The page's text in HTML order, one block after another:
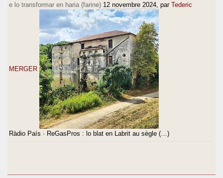
e lo transformar en haria (farine) 12 novembre 2024 , par Tederic
MERGER
Ràdio País · ReGasPros : lo blat en Labrit au sègle (…)